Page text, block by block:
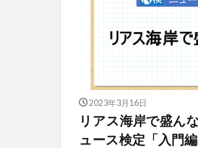
2023年3月16日
リアス海岸で盛ん
ュース検定「入門編